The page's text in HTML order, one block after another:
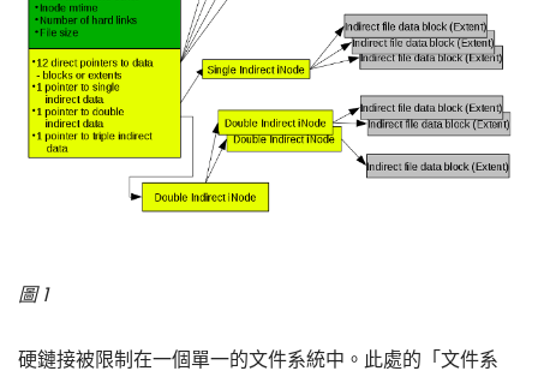
圖 1
硬鏈接被限制在一個單一的文件系統中。此處的「文件系